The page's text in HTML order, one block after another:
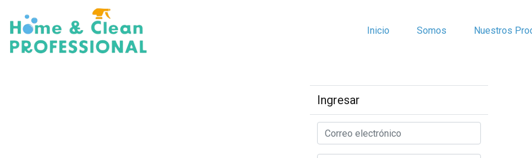
Inicio Somos Nuestros
Ingresar